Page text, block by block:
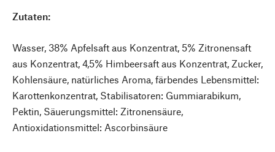
Zutaten:
Wasser, 38% Apfelsaft aus Konzentrat, 5% Zitronensaft
aus Konzentrat, 4,5% Himbeersaft aus Konzentrat, Zucker,
Kohlensäure, natürliches Aroma, färbendes Lebensmittel:
Karottenkonzentrat, Stabilisatoren: Gummiarabikum,
Pektin, Säuerungsmittel: Zitronensäure,
Antioxidationsmittel: Ascorbinsäure